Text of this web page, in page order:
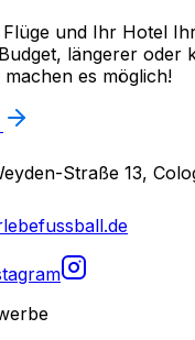
Flüge und Ihr Hotel
längerer oder
es möglich!
Straße 13,